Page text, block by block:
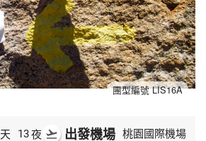
團型編號 LIS16A
天 13夜 flight_takeoff 出發機場 桃園國際機場